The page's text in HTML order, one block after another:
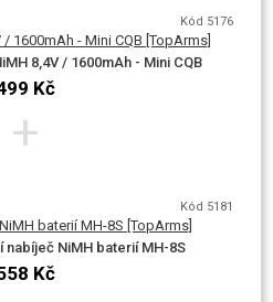
https://airsoftpro.cz/cz/original-ec
kód zbraně a své unikátní sériové
pochází z oficiální distribuce
Kód 5176
8,4V / 1600mAh - Mini CQB
Kč
+
Kód 5181
NiMH baterií MH-8S
Kč